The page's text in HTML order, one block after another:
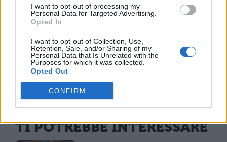
I want to opt-out of processing my
Personal Data for Targeted Advertising.
Opted In
I want to opt-out of Collection, Use,
Retention, Sale, and/or Sharing of my
Personal Data that Is Unrelated with the
Purposes for which it was collected.
Opted Out
CONFIRM
in curia, dove venne ucciso da Bruto e
Cassio.
TI POTREBBE INTERESSARE